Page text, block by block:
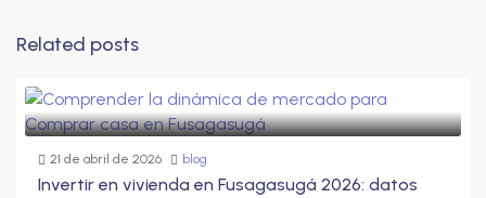
Related posts
21 de abril de 2026 blog
Invertir en vivienda en Fusagasugá 2026: datos